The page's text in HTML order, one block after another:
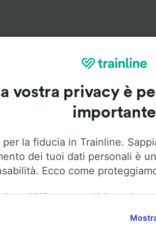
Zurigo a Ratisbona conFlixbus .
maggiori informazioni sui
vostra privacy è
importante
per la fiducia in Trainline.
dei tuoi dati personali è
Ecco come
ai nostri115partner archiviamo e/o
dell'utente, come gli ID univoci
dei dati personali. È possibile